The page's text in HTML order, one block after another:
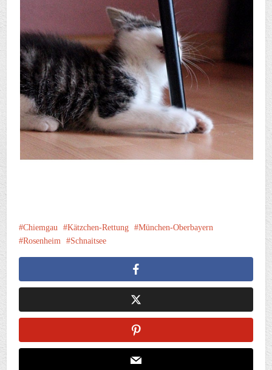
Chiemgau Kätzchen-Rettung
München-Oberbayern
Rosenheim
Schnaitsee